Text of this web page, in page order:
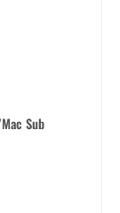
Sub